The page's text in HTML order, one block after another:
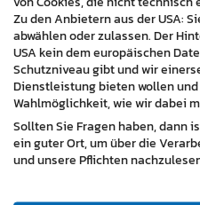
unter dem neuen
die Bedeutung einer
einer modernen
überarbeitete Website
ansprechende, funktionale
optisch als auch inhaltlich
https://
Zu den Anbietern aus der USA:
abwählen oder zulassen. Der
USA kein dem europäischen
Schutzniveau gibt und wir
Dienstleistung bieten wollen
Wahlmöglichkeit, wie wir dabei
Sollten Sie Fragen haben, dann
ein guter Ort, um über die
und unsere Pflichten